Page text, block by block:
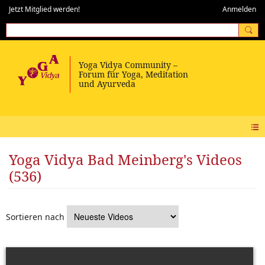
Jetzt Mitglied werden! Anmelden
Yoga Vidya Bad Meinberg's Videos
(536)
Sortieren nach